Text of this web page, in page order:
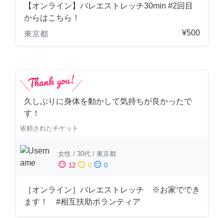
【オンライン】バレエストレッチ30min #2回目
からはこちら！
東京都
¥500
久しぶりに身体を動かして気持ちが良かったで
す！
依頼されたチケット
女性 / 30代 / 東京都
sentiment_satisfied 12 sentiment_neutral 0 sentiment_dissatisfied 0
［オンライン］バレエストレッチ ※お家ででき
ます！ #相互扶助ボランティア